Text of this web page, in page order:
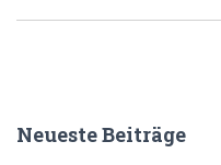
Neueste Beiträge